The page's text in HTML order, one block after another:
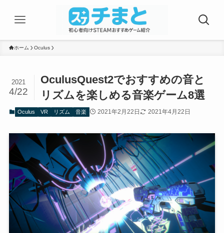
ホーム Oculus
OculusQuest2でおすすめの音と
リズムを楽しめる音楽ゲーム8選
2021
4/22
Oculus VR リズム 音楽 2021年2月22日 2021年4月22日